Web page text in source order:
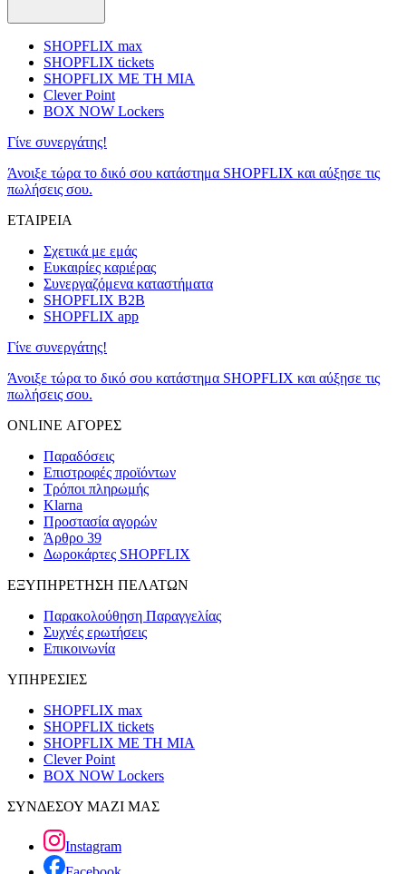
SHOPFLIX max
SHOPFLIX tickets
SHOPFLIX ΜΕ ΤΗ ΜΙΑ
Clever Point
BOX NOW Lockers
Γίνε συνεργάτης!
Άνοιξε τώρα το δικό σου κατάστημα SHOPFLIX και αύξησε τις
πωλήσεις σου.
ΕΤΑΙΡΕΙΑ
Σχετικά με εμάς
Ευκαιρίες καριέρας
Συνεργαζόμενα καταστήματα
SHOPFLIX B2B
SHOPFLIX app
Γίνε συνεργάτης!
Άνοιξε τώρα το δικό σου κατάστημα SHOPFLIX και αύξησε τις
πωλήσεις σου.
ONLINE ΑΓΟΡΕΣ
Παραδόσεις
Επιστροφές προϊόντων
Τρόποι πληρωμής
Klarna
Προστασία αγορών
Άρθρο 39
Δωροκάρτες SHOPFLIX
ΕΞΥΠΗΡΕΤΗΣΗ ΠΕΛΑΤΩΝ
Παρακολούθηση Παραγγελίας
Συχνές ερωτήσεις
Επικοινωνία
ΥΠΗΡΕΣΙΕΣ
SHOPFLIX max
SHOPFLIX tickets
SHOPFLIX ΜΕ ΤΗ ΜΙΑ
Clever Point
BOX NOW Lockers
ΣΥΝΔΕΣΟΥ ΜΑΖΙ ΜΑΣ
Instagram